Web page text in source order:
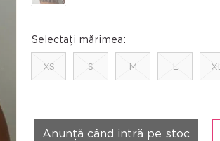
Selectați mărimea:
XS S M L XL
Anunță când intră pe stoc